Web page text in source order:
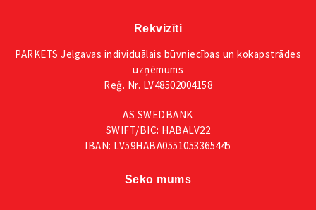
Rekvizīti
PARKETS Jelgavas individuālais būvniecības un kokapstrādes
uzņēmums
Reģ. Nr. LV48502004158
AS SWEDBANK
SWIFT/BIC: HABALV22
IBAN: LV59HABA0551053365445
Seko mums